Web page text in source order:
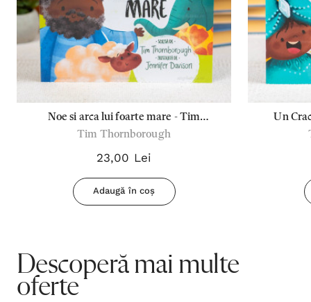
Noe si arca lui foarte mare - Tim
Thornborough
Tim Thornborough
23,00 Lei
Adaugă în coș
Un
Descoperă mai multe
oferte